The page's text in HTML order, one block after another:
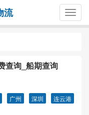
流
查询_船期查询
广州 深圳 连云港